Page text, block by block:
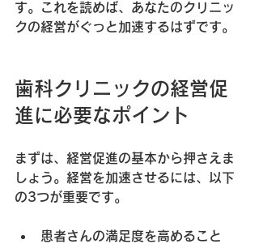
す。これを読めば、あなたのクリニッ
クの経営がぐっと加速するはずです。
歯科クリニックの経営促
進に必要なポイント
まずは、経営促進の基本から押さえま
しょう。経営を加速させるには、以下
の3つが重要です。
患者さんの満足度を高めること